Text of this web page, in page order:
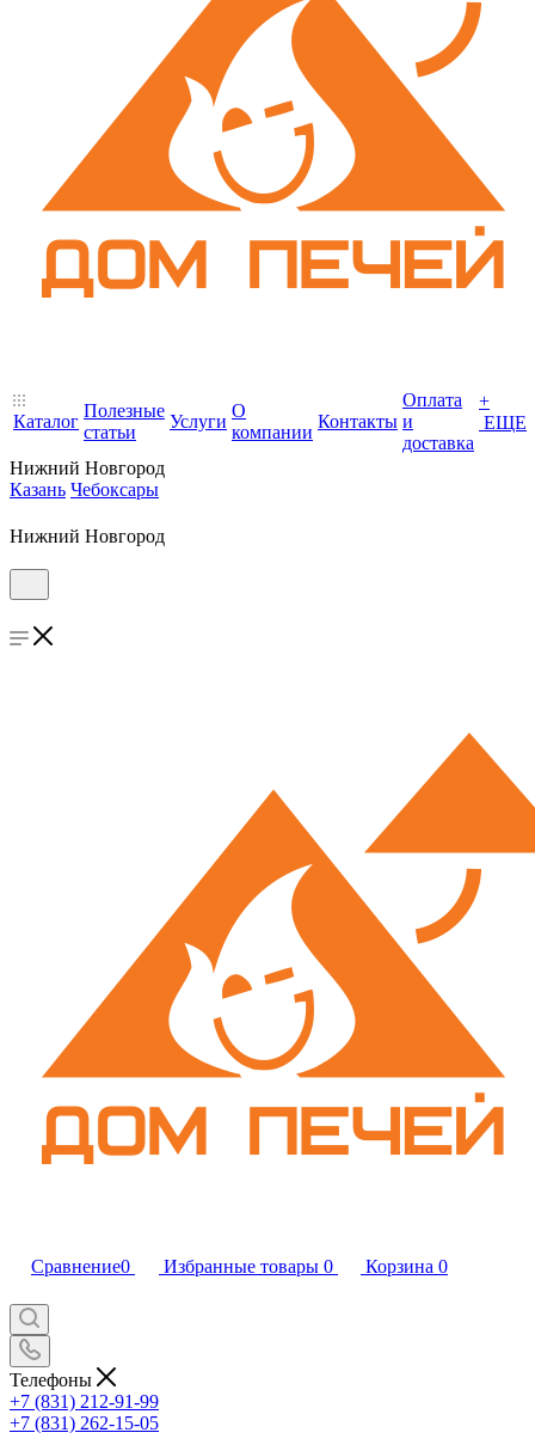
Каталог
Полезные
статьи
Услуги
О
компании
Контакты
Оплата
и
доставка
+
ЕЩЕ
Нижний Новгород
Казань Чебоксары
Нижний Новгород
Сравнение0 Избранные товары 0 Корзина 0
Телефоны
+7 (831) 212-91-99
+7 (831) 262-15-05